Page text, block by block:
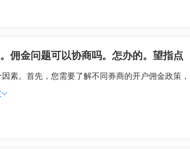
佣金问题可以协商吗。怎办的。望指点
素。首先，您需要了解不同券商的开户佣金政策